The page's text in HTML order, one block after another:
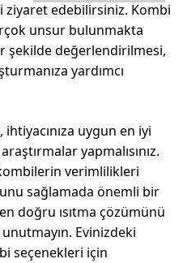
ziyaret edebilirsiniz. Kombi
unsur bulunmakta
şekilde değerlendirilmesi,
yardımcı
uygun en iyi
yapmalısınız.
verimlilikleri
sağlamada önemli bir
doğru ısıtma çözümünü
Evinizdeki
seçenekleri için